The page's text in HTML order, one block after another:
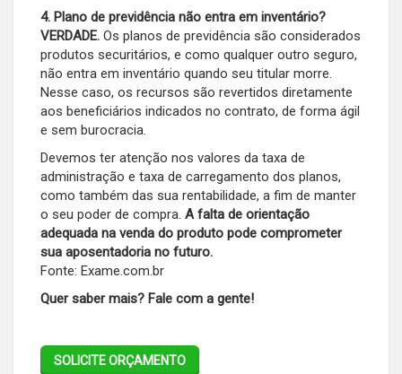
4. Plano de previdência não entra em inventário?
VERDADE. Os planos de previdência são considerados
produtos securitários, e como qualquer outro seguro,
não entra em inventário quando seu titular morre.
Nesse caso, os recursos são revertidos diretamente
aos beneficiários indicados no contrato, de forma ágil
e sem burocracia.
Devemos ter atenção nos valores da taxa de
administração e taxa de carregamento dos planos,
como também das sua rentabilidade, a fim de manter
o seu poder de compra. A falta de orientação
adequada na venda do produto pode comprometer
sua aposentadoria no futuro.
Fonte: Exame.com.br
Quer saber mais? Fale com a gente!
SOLICITE ORÇAMENTO